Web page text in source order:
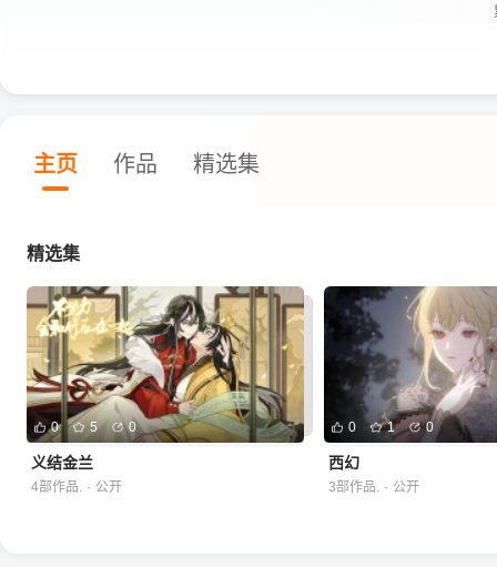
主页 作品 精选集
精选集
0 5 0
义结金兰
4部作品. · 公开
0 1 0
西幻
3部作品. · 公开